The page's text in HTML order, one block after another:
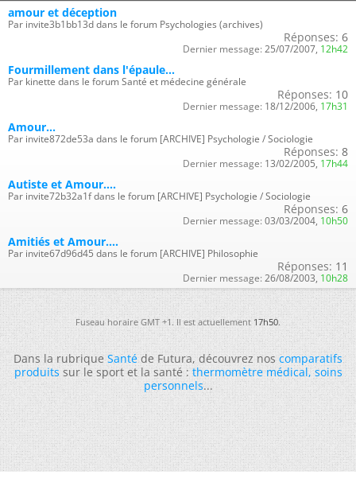
amour et déception
Par invite3b1bb13d dans le forum Psychologies (archives)
Réponses: 6
Dernier message: 25/07/2007, 12h42
Fourmillement dans l'épaule...
Par kinette dans le forum Santé et médecine générale
Réponses: 10
Dernier message: 18/12/2006, 17h31
Amour...
Par invite872de53a dans le forum [ARCHIVE] Psychologie / Sociologie
Réponses: 8
Dernier message: 13/02/2005, 17h44
Autiste et Amour....
Par invite72b32a1f dans le forum [ARCHIVE] Psychologie / Sociologie
Réponses: 6
Dernier message: 03/03/2004, 10h50
Amitiés et Amour....
Par invite67d96d45 dans le forum [ARCHIVE] Philosophie
Réponses: 11
Dernier message: 26/08/2003, 10h28
Fuseau horaire GMT +1. Il est actuellement 17h50.
Dans la rubriqueSantéde Futura, découvrez noscomparatifs
produitssur le sport et la santé :thermomètre médical,soins
personnels...